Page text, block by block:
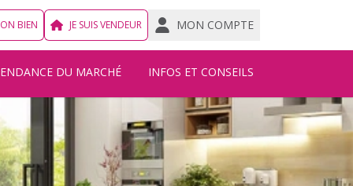
BIEN JE SUIS VENDEUR MON COMPTE
DU MARCHÉ INFOS ET CONSEILS